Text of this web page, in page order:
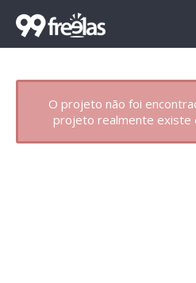
O projeto não foi
projeto realmente existe